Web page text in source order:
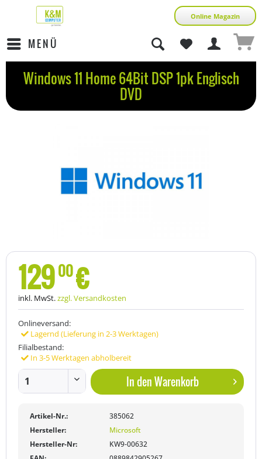
Online Magazin
MENÜ
Windows 11 Home 64Bit DSP 1pk Englisch
DVD
12900€
inkl. MwSt.zzgl. Versandkosten
Onlineversand:
Lagernd (Lieferung in 2-3 Werktagen)
Filialbestand:
In 3-5 Werktagen abholbereit
In denWarenkorb
Artikel-Nr.:
385062
Hersteller:
Microsoft
Hersteller-Nr:
KW9-00632